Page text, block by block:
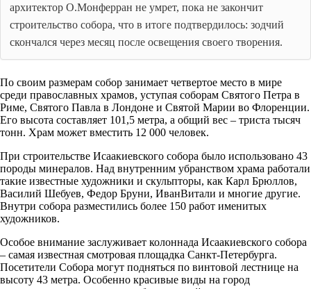
архитектор О.Монферран не умрет, пока не закончит
строительство собора, что в итоге подтвердилось: зодчий
скончался через месяц после освещения своего творения.
По своим размерам собор занимает четвертое место в мире
среди православных храмов, уступая соборам Святого Петра в
Риме, Святого Павла в Лондоне и Святой Марии во Флоренции.
Его высота составляет 101,5 метра, а общий вес – триста тысяч
тонн. Храм может вместить 12 000 человек.
При строительстве Исаакиевского собора было использовано 43
породы минералов. Над внутренним убранством храма работали
такие известные художники и скульпторы, как Карл Брюллов,
Василий Шебуев, Федор Бруни, ИванВитали и многие другие.
Внутри собора разместились более 150 работ именитых
художников.
Особое внимание заслуживает колоннада Исаакиевского собора
– самая известная смотровая площадка Санкт-Петербурга.
Посетители Собора могут подняться по винтовой лестнице на
высоту 43 метра. Особенно красивые виды на город